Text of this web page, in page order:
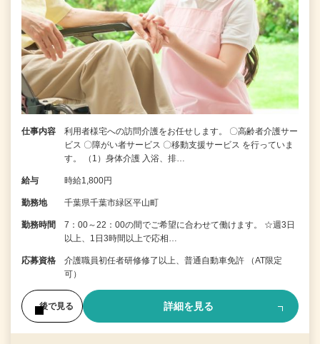
仕事内容
利用者様宅への訪問介護をお任せします。 〇高齢者介護サー
ビス 〇障がい者サービス 〇移動支援サービス を行っていま
す。 （1）身体介護 入浴、排…
給与 時給1,800円
勤務地 千葉県千葉市緑区平山町
勤務時間
7：00～22：00の間でご希望に合わせて働けます。 ☆週3日
以上、1日3時間以上で応相…
応募資格
介護職員初任者研修修了以上、普通自動車免許 （AT限定
可）
後で見る 詳細を見る